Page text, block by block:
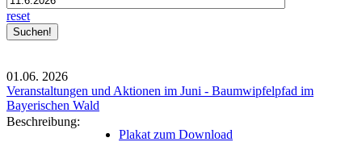
reset
01.06. 2026
Veranstaltungen und Aktionen im Juni - Baumwipfelpfad im
Bayerischen Wald
Beschreibung:
Plakat zum Download